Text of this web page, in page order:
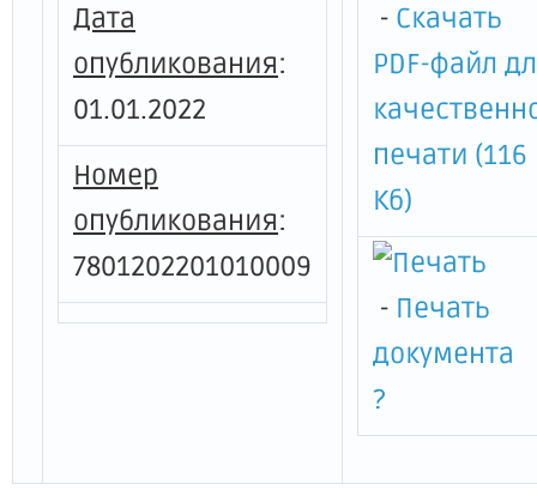
Дата
опубликования:
01.01.2022
Номер
опубликования:
7801202201010009
- Скачать
PDF-файл
печати (116
Кб)
- Печать
документа
?